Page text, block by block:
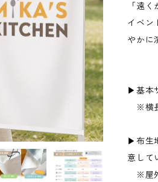
「遠
イベン
やかに
▶基本
※横
▶布生
意して
※屋